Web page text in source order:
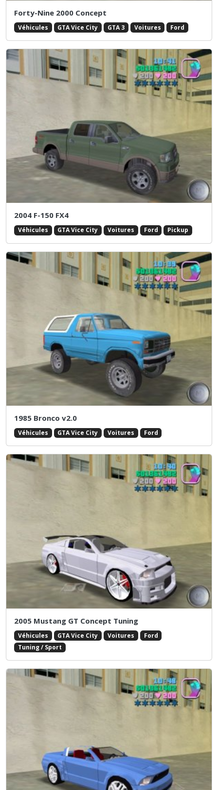
Forty-Nine 2000 Concept
Véhicules GTA Vice City GTA 3 Voitures Ford
2004 F-150 FX4
Véhicules GTA Vice City Voitures Ford Pickup
1985 Bronco v2.0
Véhicules GTA Vice City Voitures Ford
2005 Mustang GT Concept Tuning
Véhicules GTA Vice City Voitures
Ford
Tuning / Sport